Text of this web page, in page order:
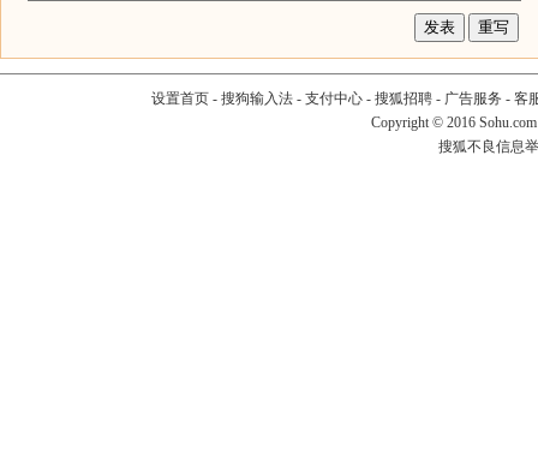
设置首页- 搜狗输入法- 支付中心- 搜狐招聘- 广告服务 - 客
Copyright © 2016
搜狐不良信息